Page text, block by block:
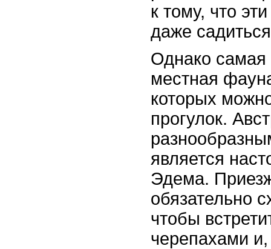
к тому, что
даже
Однако самая
местная
которых
прогулок.
является
Эдема.
обязательно
чтобы
черепахами